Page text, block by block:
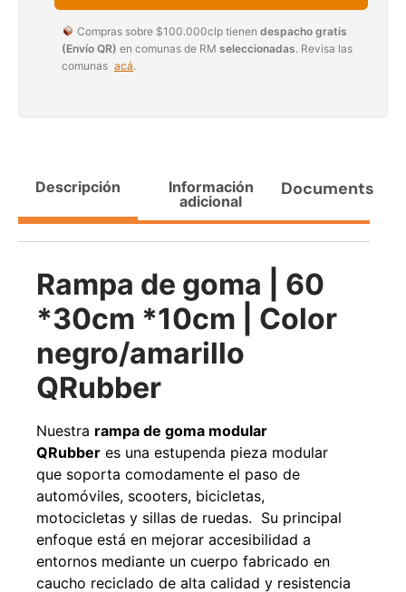
Compras sobre $100.000clp tienen despacho gratis
(Envío QR) en comunas de RM seleccionadas. Revisa las
comunas acá.
Descripción
Información
adicional
Documents
Rampa de goma | 60
*30cm *10cm | Color
negro/amarillo
QRubber
Nuestra rampa de goma modular
QRubber es una estupenda pieza modular
que soporta comodamente el paso de
automóviles, scooters, bicicletas,
motocicletas y sillas de ruedas. Su principal
enfoque está en mejorar accesibilidad a
entornos mediante un cuerpo fabricado en
caucho reciclado de alta calidad y resistencia
Transpaleta eléctrica carga
de 2tn
Apilador manual carga
Importado USA: Paradise
densidad 42mm Rollo
4,57*15,24mts
$1.427.544
Leer más
38%
ajustable Capacidad 1tn Lev.
$1.875.535
$1.167.990
Agregar al carrito